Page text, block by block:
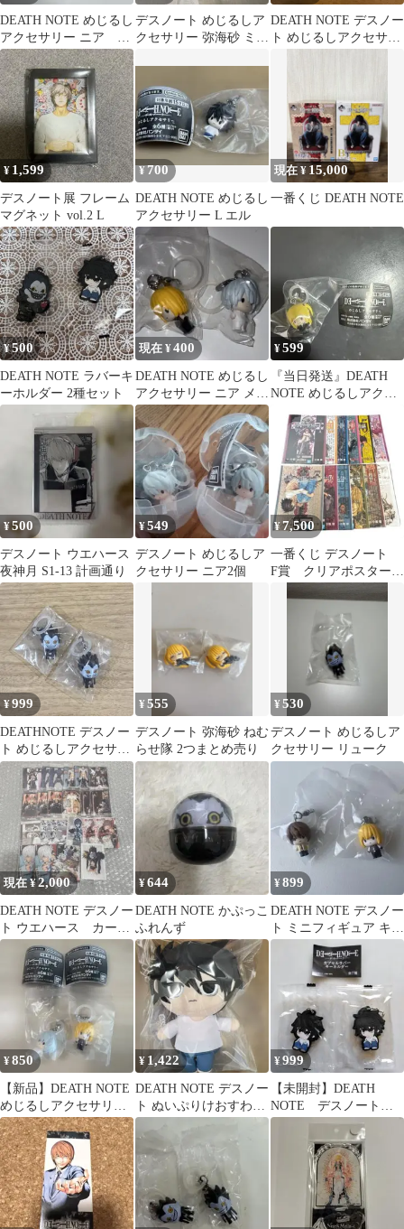
DEATH NOTE めじるし
アクセサリー ニア デ
スノート
デスノート めじるしア
クセサリー 弥海砂 ミサ
DEATH NOTE デスノー
ト めじるしアクセサリ
¥ 1,599
デスノート展 フレーム
マグネット vol.2 L
¥700
DEATH NOTE めじるし
アクセサリー L エル
現在 ¥ 15,000
一番くじ DEATH NOTE
¥500
DEATH NOTE ラバーキ
ーホルダー 2種セット
現在 ¥400
DEATH NOTE めじるし
アクセサリー ニア メロ
2種セット
¥599
『当日発送』DEATH
NOTE めじるしアクセ
¥500
デスノート ウエハース
夜神月 S1-13 計画通り
¥549
デスノート めじるしア
クセサリー ニア2個
¥7,500
一番くじ デスノート
F賞 クリアポスター
コンプリート
¥999
DEATHNOTE デスノー
ト めじるしアクセサリ
ー リューク 2個セット
¥555
デスノート 弥海砂 ねむ
らせ隊 2つまとめ売り
¥530
デスノート めじるしア
クセサリー リューク
現在 ¥2,000
DEATH NOTE デスノー
ト ウエハース カー
ド シークレット 夜
神月
¥644
DEATH NOTE かぷっこ
ふれんず
¥899
DEATH NOTE デスノー
ト ミニフィギュア キー
ホルダー 2種セット
¥850
【新品】DEATH NOTE
めじるしアクセサリー
2個 ニア メロ デスノー
ト
¥ 1,422
DEATH NOTE デスノー
ト ぬいぷりけおすわり
L
¥999
【未開封】DEATH
NOTE デスノート
カプセルラバーキーホ
ルダー L